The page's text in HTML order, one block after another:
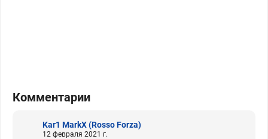
Комментарии
Kar1 MarkX(Rosso Forza)
12 февраля 2021 г.